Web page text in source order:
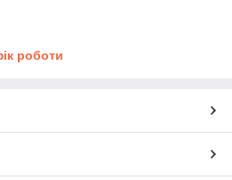
роботи